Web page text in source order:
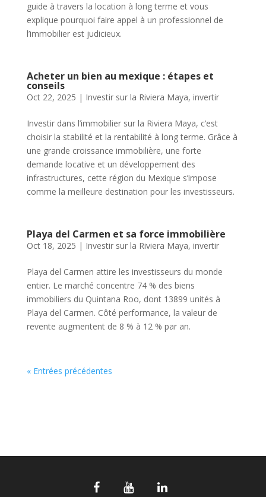
guide à travers la location à long terme et vous
explique pourquoi faire appel à un professionnel de
l’immobilier est judicieux.
Acheter un bien au mexique : étapes et
conseils
Oct 22, 2025 | Investir sur la Riviera Maya, invertir
Investir dans l’immobilier sur la Riviera Maya, c’est
choisir la stabilité et la rentabilité à long terme. Grâce à
une grande croissance immobilière, une forte
demande locative et un développement des
infrastructures, cette région du Mexique s’impose
comme la meilleure destination pour les investisseurs.
Playa del Carmen et sa force immobilière
Oct 18, 2025 | Investir sur la Riviera Maya, invertir
Playa del Carmen attire les investisseurs du monde
entier. Le marché concentre 74 % des biens
immobiliers du Quintana Roo, dont 13899 unités à
Playa del Carmen. Côté performance, la valeur de
revente augmentent de 8 % à 12 % par an.
« Entrées précédentes